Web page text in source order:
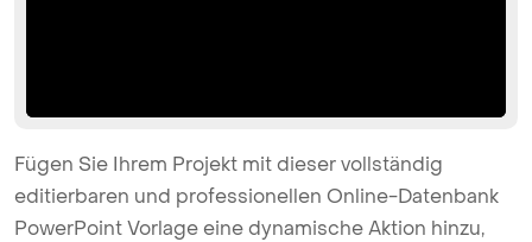
Fügen Sie Ihrem Projekt mit dieser vollständig
editierbaren und professionellen Online-Datenbank
PowerPoint Vorlage eine dynamische Aktion hinzu,